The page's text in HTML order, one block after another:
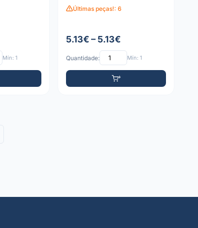
Mín: 1
Últimas peças!: 6
5.13€ – 5.13€
Quantidade: Mín: 1